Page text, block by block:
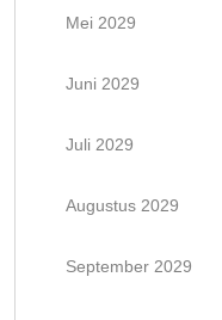
Mei 2029
Juni 2029
Juli 2029
Augustus 2029
September 2029